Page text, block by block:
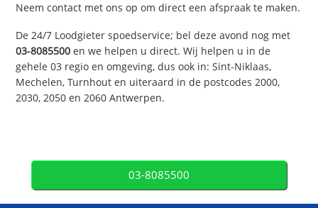
Neem contact met ons op om direct een afspraak te maken.
De 24/7 Loodgieter spoedservice; bel deze avond nog met
03-8085500 en we helpen u direct. Wij helpen u in de
gehele 03 regio en omgeving, dus ook in: Sint-Niklaas,
Mechelen, Turnhout en uiteraard in de postcodes 2000,
2030, 2050 en 2060 Antwerpen.
03-8085500